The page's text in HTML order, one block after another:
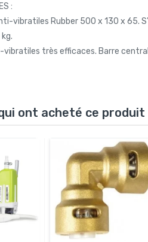
:
vibratiles Rubber 500 x 130 x
vibratiles très efficaces. Barre
ont acheté ce